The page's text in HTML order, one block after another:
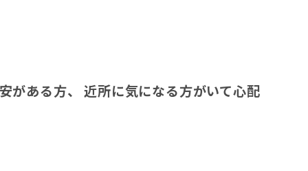
がある方、 近所に気になる方がいて心配